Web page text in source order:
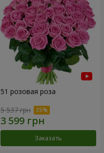
51 розовая роза
5 537 грн
Заказать